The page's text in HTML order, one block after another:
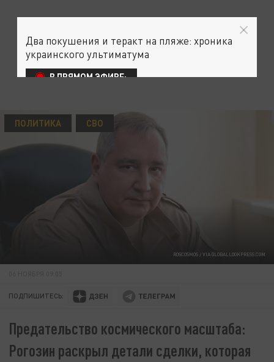
ROSCOSMOS / VIA GLOBALLOOKPRESS.COM
ПОЛИТИКА СВО
ПОДПИШИТЕСЬ:
Предательство космического масштаба:
Рогозин раскрыл детали сделки, которая
Два покушения и теракт на пляже: хроника
украинского ультиматума
В ПРЯМОМ ЭФИРЕ: